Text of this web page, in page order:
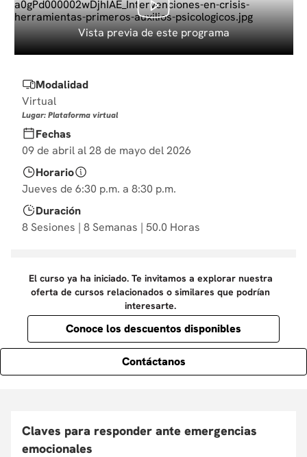
10. derecho
Vista previa de este programa
Modalidad
Virtual
Lugar: Plataforma virtual
Fechas
09 de abril al 28 de mayo del 2026
Horario
Jueves de 6:30 p.m. a 8:30 p.m.
Duración
8 Sesiones | 8 Semanas | 50.0 Horas
El curso ya ha iniciado. Te invitamos a explorar nuestra
oferta de cursos relacionados o similares que podrían
interesarte.
Conoce los descuentos disponibles
Contáctanos
Claves para responder ante emergencias
emocionales